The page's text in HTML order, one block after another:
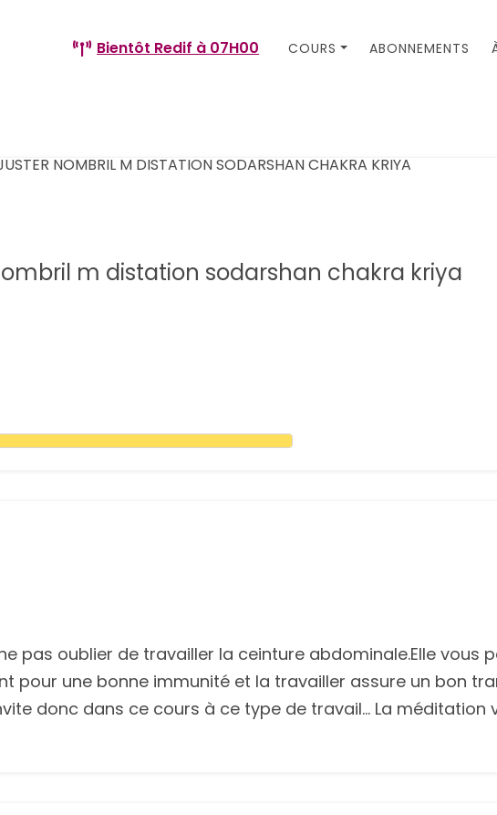
Bientôt Redif à 07H00 COURS ABONNEMENTS
m distation sodarshan chakra kriya
pas oublier de travailler la ceinture abdominale.Elle vous
pour une bonne immunité et la travailler assure un bon
donc dans ce cours à ce type de travail... La